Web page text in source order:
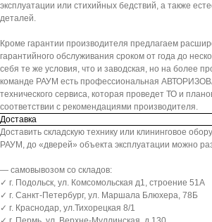
эксплуатации или стихийных бедствий, а также
деталей.
Кроме гарантии производителя предлагаем
гарантийного обслуживания сроком от года до
себя те же условия, что и заводская, но на более
команде РАУМ есть профессиональная
технического сервиса, которая проведет ТО и
соответствии с рекомендациями производителя.
Доставка
Доставить складскую технику или клининговое
РАУМ, до «дверей» объекта эксплуатации можно
— самовывозом со складов:
✓ г. Подольск, ул. Комсомольская д1, строение 51А
✓ г. Санкт-Петербург, ул. Маршала Блюхера, 78Б
✓ г. Краснодар, ул.Тихорецкая 8/1